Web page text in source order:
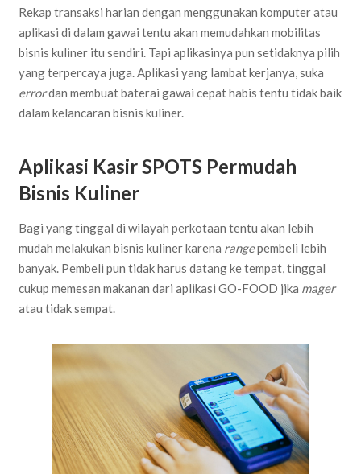
Rekap transaksi harian dengan menggunakan komputer atau
aplikasi di dalam gawai tentu akan memudahkan mobilitas
bisnis kuliner itu sendiri. Tapi aplikasinya pun setidaknya pilih
yang terpercaya juga. Aplikasi yang lambat kerjanya, suka
errordan membuat baterai gawai cepat habis tentu tidak baik
dalam kelancaran bisnis kuliner.
Aplikasi Kasir SPOTS Permudah
Bisnis Kuliner
Bagi yang tinggal di wilayah perkotaan tentu akan lebih
mudah melakukan bisnis kuliner karena rangepembeli lebih
banyak. Pembeli pun tidak harus datang ke tempat, tinggal
cukup memesan makanan dari aplikasi GO-FOOD jika mager
atau tidak sempat.